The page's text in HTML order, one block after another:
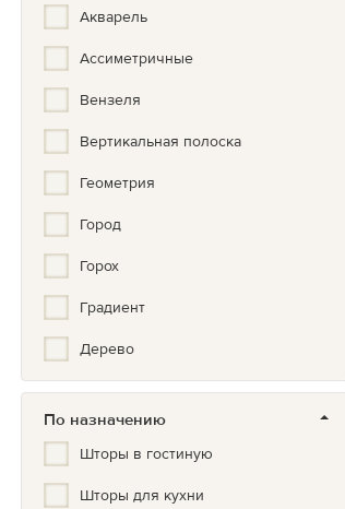
Бронза
Акварель
Ассиметричные
Вензеля
Вертикальная полоска
Геометрия
Город
Горох
Градиент
Дерево
Детский
По назначению
Шторы в гостиную
Шторы для кухни